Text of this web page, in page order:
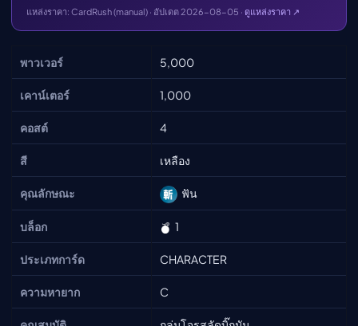
แหล่งราคา: CardRush (manual) · อัปเดต 2026-08-05 · ดูแหล่งราคา ↗
พาวเวอร์ 5,000
เคาน์เตอร์ 1,000
คอสต์ 4
สี เหลือง
คุณลักษณะ ฟัน
บล็อก 1
ประเภทการ์ด CHARACTER
ความหายาก C